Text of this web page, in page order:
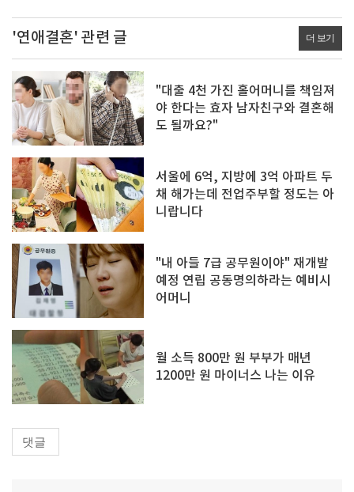
'연애결혼' 관련 글 더 보기
"대출 4천 가진 홀어머니를 책임져
야 한다는 효자 남자친구와 결혼해
도 될까요?"
서울에 6억, 지방에 3억 아파트 두
채 해가는데 전업주부할 정도는 아
니랍니다
"내 아들 7급 공무원이야" 재개발
예정 연립 공동명의하라는 예비시
어머니
월 소득 800만 원 부부가 매년
1200만 원 마이너스 나는 이유
댓글